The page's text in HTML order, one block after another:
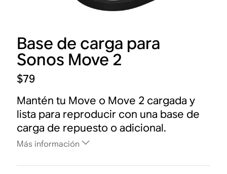
Base de carga para
Sonos Move 2
$79
Mantén tu Move o Move 2 cargada y
lista para reproducir con una base de
carga de repuesto o adicional.
Más información